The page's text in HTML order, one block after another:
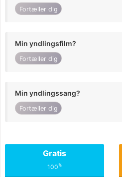
Fortæller dig
Min yndlingsfilm?
Fortæller dig
Min yndlingssang?
Fortæller dig
Gratis
100%